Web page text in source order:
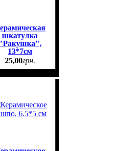
шкатулка
13*7см
25,00грн.